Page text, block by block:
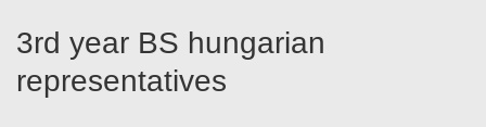
3rd year BS hungarian
representatives